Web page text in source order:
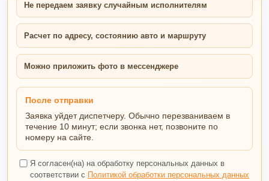
Не передаем заявку случайным исполнителям
Расчет по адресу, состоянию авто и маршруту
Можно приложить фото в мессенджере
После отправки
Заявка уйдет диспетчеру. Обычно перезваниваем в
течение 10 минут; если звонка нет, позвоните по
номеру на сайте.
Я согласен(на) на обработку персональных данных в
соответствии с Политикой обработки персональных данных